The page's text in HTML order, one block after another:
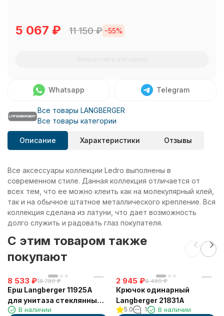
5 067 ₽ 11 150₽ -55%
Whatsapp Telegram
Все товары LANGBERGER
Все товары категории
Описание Характеристики Отзывы
Все аксессуары коллекции Ledro выполнены в
современном стиле. Данная коллекция отличается от
всех тем, что ее можно клеить как на молекулярный клей,
так и на обычное штатное металлического крепление. Вся
коллекция сделана из латуни, что дает возможность
долго служить и радовать глаз покупателя.
C этим товаром также
покупают
8 533 ₽18 780 ₽
Ерш Langberger 11925A
для унитаза стеклянный к
стене квадратный
В наличии
2 945 ₽6 480 ₽
Крючок одинарный
Langberger 21831A
5.0 1 В наличии